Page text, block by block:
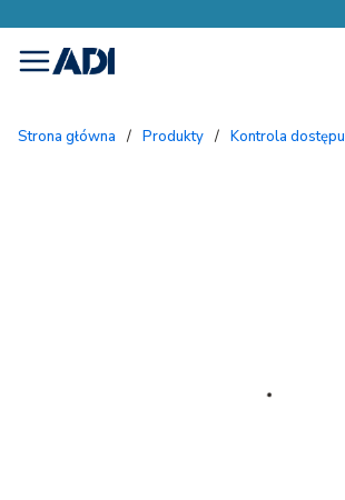
menu
Strona główna / Produkty / Kontrola dostępu